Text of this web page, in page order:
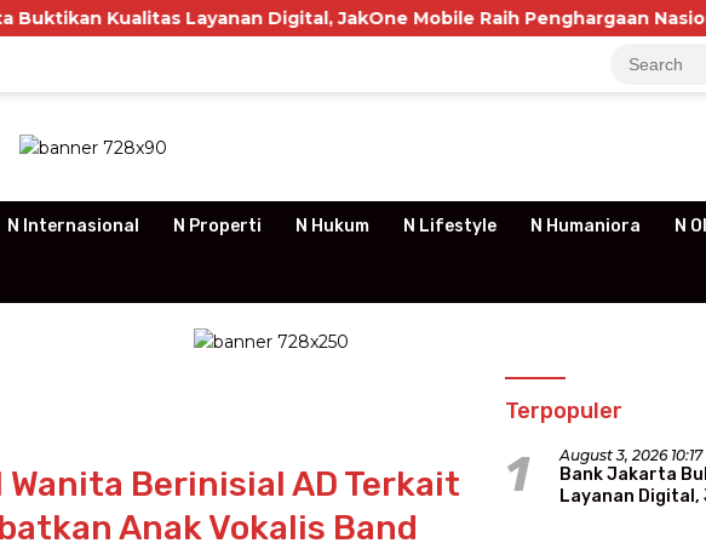
Layanan Digital, JakOne Mobile Raih Penghargaan Nasional
N Internasional N Properti N Hukum N Lifestyle N Humaniora N
Berinisial AD Terkait
Anak Vokalis Band
Terpopuler
1 August 3, 2026
Bank Jakarta
Layanan Digital,